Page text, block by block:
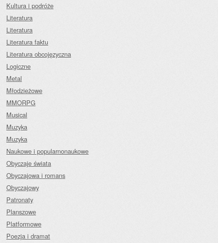
Kultura i podróże
Literatura
Literatura
Literatura faktu
Literatura obcojęzyczna
Logiczne
Metal
Młodzieżowe
MMORPG
Musical
Muzyka
Muzyka
Naukowe i popularnonaukowe
Obyczaje świata
Obyczajowa i romans
Obyczajowy
Patronaty
Planszowe
Platformowe
Poezja i dramat